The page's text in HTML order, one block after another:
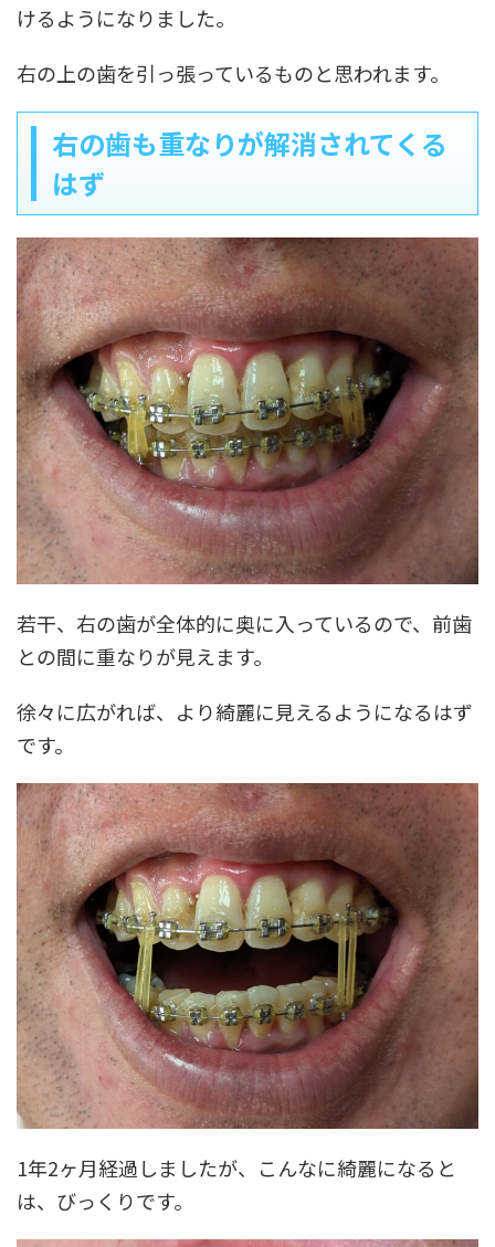
けるようになりました。
右の上の歯を引っ張っているものと思われます。
右の歯も重なりが解消されてくる
はず
若干、右の歯が全体的に奥に入っているので、前歯
との間に重なりが見えます。
徐々に広がれば、より綺麗に見えるようになるはず
です。
1年2ヶ月経過しましたが、こんなに綺麗になると
は、びっくりです。